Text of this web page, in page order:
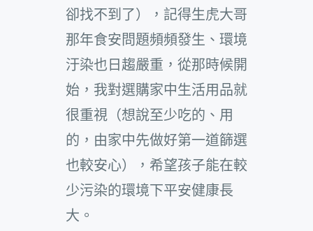
卻找不到了），記得生虎大哥
那年食安問題頻頻發生、環境
汙染也日趨嚴重，從那時候開
始，我對選購家中生活用品就
很重視（想說至少吃的、用
的，由家中先做好第一道篩選
也較安心），希望孩子能在較
少污染的環境下平安健康長
大。